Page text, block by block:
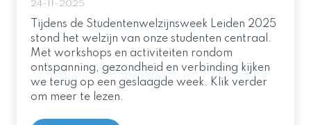
24-11-2025
Tijdens de Studentenwelzijnsweek Leiden 2025
stond het welzijn van onze studenten centraal.
Met workshops en activiteiten rondom
ontspanning, gezondheid en verbinding kijken
we terug op een geslaagde week. Klik verder
om meer te lezen.